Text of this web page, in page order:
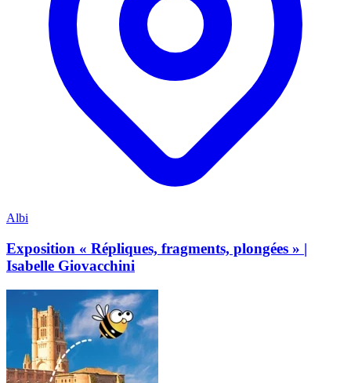
Albi
Exposition « Répliques, fragments, plongées » |
Isabelle Giovacchini